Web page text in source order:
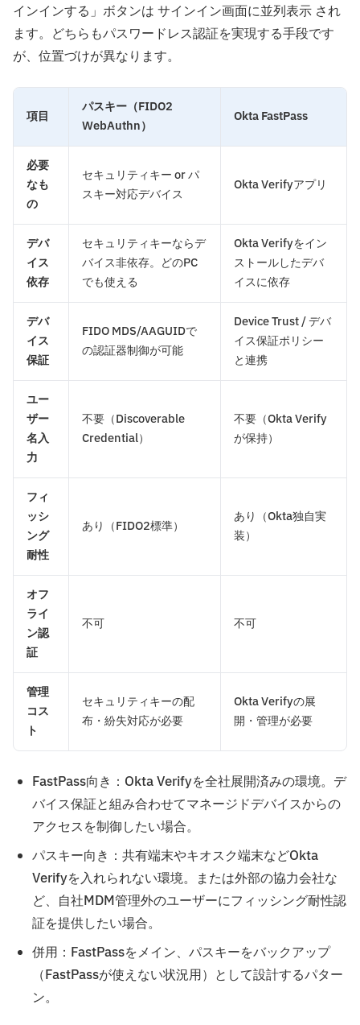
インインする」ボタンは サインイン画面に並列表示 され
ます。どちらもパスワードレス認証を実現する手段です
が、位置づけが異なります。
項目
パスキー（FIDO2
WebAuthn）
Okta FastPass
必要
なも
の
セキュリティキー or パ
スキー対応デバイス
Okta Verifyアプリ
デバ
イス
依存
セキュリティキーならデ
バイス非依存。どのPC
でも使える
Okta Verifyをイン
ストールしたデバ
イスに依存
デバ
イス
保証
FIDO MDS/AAGUIDで
の認証器制御が可能
Device Trust / デバ
イス保証ポリシー
と連携
ユー
ザー
名入
力
不要（Discoverable
Credential）
不要（Okta Verify
が保持）
フィ
ッシ
ング
耐性
あり（FIDO2標準）
あり（Okta独自実
装）
オフ
ライ
ン認
証
不可 不可
管理
コス
ト
セキュリティキーの配
布・紛失対応が必要
Okta Verifyの展
開・管理が必要
FastPass向き：Okta Verifyを全社展開済みの環境。デ
バイス保証と組み合わせてマネージドデバイスからの
アクセスを制御したい場合。
パスキー向き：共有端末やキオスク端末などOkta
Verifyを入れられない環境。または外部の協力会社な
ど、自社MDM管理外のユーザーにフィッシング耐性認
証を提供したい場合。
併用：FastPassをメイン、パスキーをバックアップ
（FastPassが使えない状況用）として設計するパター
ン。